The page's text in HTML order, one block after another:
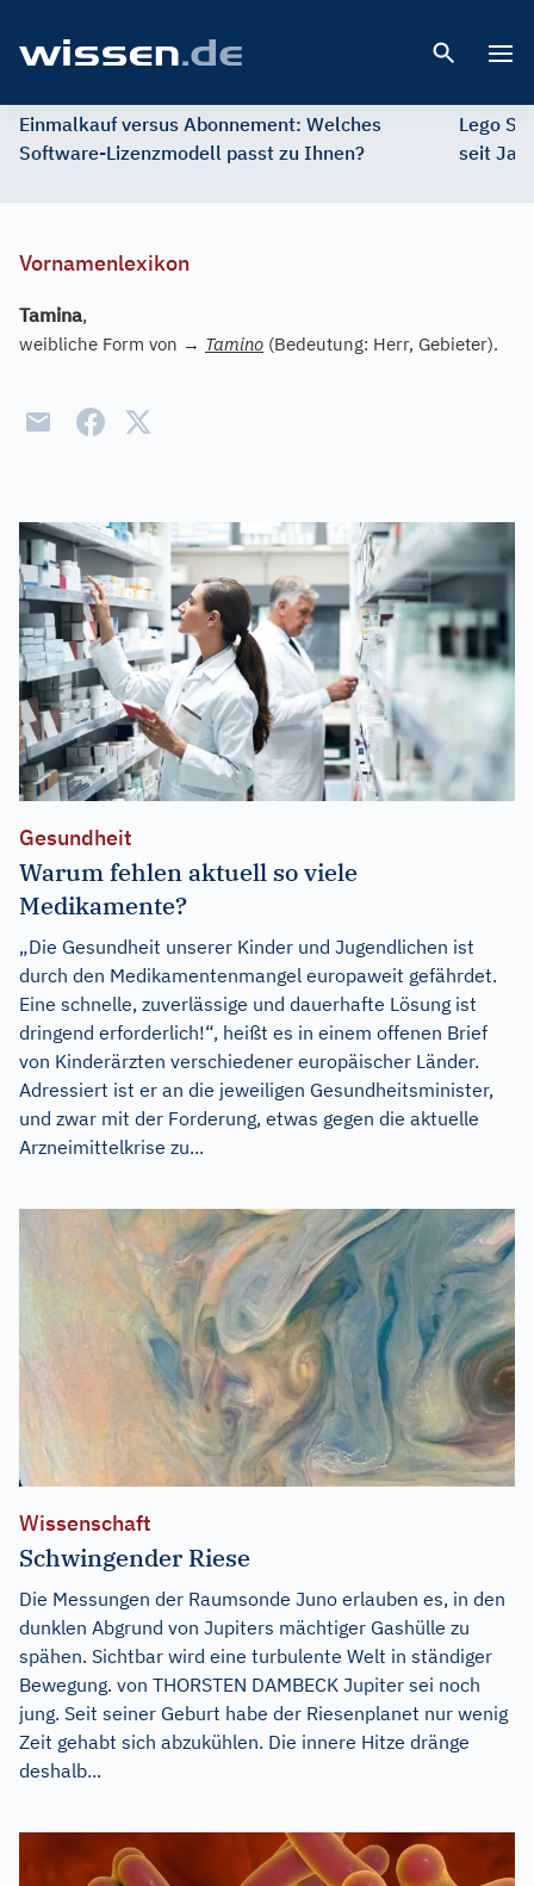
Einmalkauf versus Abonnement: Welches
Software-Lizenzmodell passt zu Ihnen?
Lego
seit
Vornamenlexikon
Tamina,
weibliche Form von → Tamino (Bedeutung: Herr, Gebieter).
Gesundheit
Warum fehlen aktuell so viele
Medikamente?
„Die Gesundheit unserer Kinder und Jugendlichen ist
durch den Medikamentenmangel europaweit gefährdet.
Eine schnelle, zuverlässige und dauerhafte Lösung ist
dringend erforderlich!“, heißt es in einem offenen Brief
von Kinderärzten verschiedener europäischer Länder.
Adressiert ist er an die jeweiligen Gesundheitsminister,
und zwar mit der Forderung, etwas gegen die aktuelle
Arzneimittelkrise zu...
Wissenschaft
Schwingender Riese
Die Messungen der Raumsonde Juno erlauben es, in den
dunklen Abgrund von Jupiters mächtiger Gashülle zu
spähen. Sichtbar wird eine turbulente Welt in ständiger
Bewegung. von THORSTEN DAMBECK Jupiter sei noch
jung. Seit seiner Geburt habe der Riesenplanet nur wenig
Zeit gehabt sich abzukühlen. Die innere Hitze dränge
deshalb...